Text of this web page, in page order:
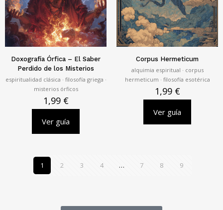
Doxografía Órfica – El Saber
Perdido de los Misterios
espiritualidad clásica · filosofía griega ·
misterios órficos
1,99 €
Ver guía
Corpus Hermeticum
alquimia espiritual · corpus
hermeticum · filosofía esotérica
1,99 €
Ver guía
1 2 3 4 … 7 8 9